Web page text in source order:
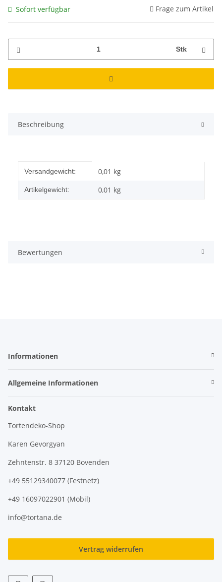
Sofort verfügbar Frage zum Artikel
Stk
Beschreibung
Produkteigenschaft
Wert
Versandgewicht: 0,01 kg
Artikelgewicht: 0,01 kg
Bewertungen
Informationen
Allgemeine Informationen
Kontakt
Tortendeko-Shop
Karen Gevorgyan
Zehntenstr. 8 37120 Bovenden
+49 55129340077 (Festnetz)
+49 16097022901 (Mobil)
info@tortana.de
Vertrag widerrufen